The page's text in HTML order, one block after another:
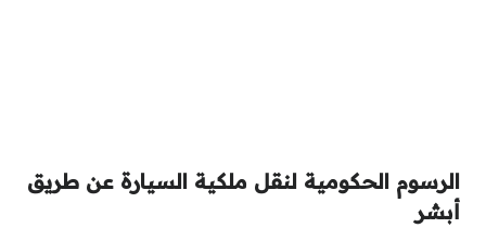
الرسوم الحكومية لنقل ملكية السيارة عن طريق
أبشر